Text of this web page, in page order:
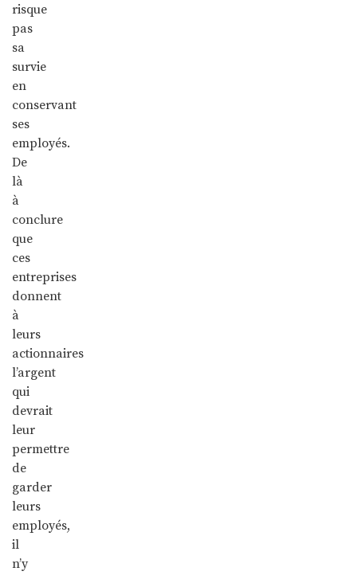
risque
pas
sa
survie
en
conservant
ses
employés.
De
là
à
conclure
que
ces
entreprises
donnent
à
leurs
actionnaires
l’argent
qui
devrait
leur
permettre
de
garder
leurs
employés,
il
n’y